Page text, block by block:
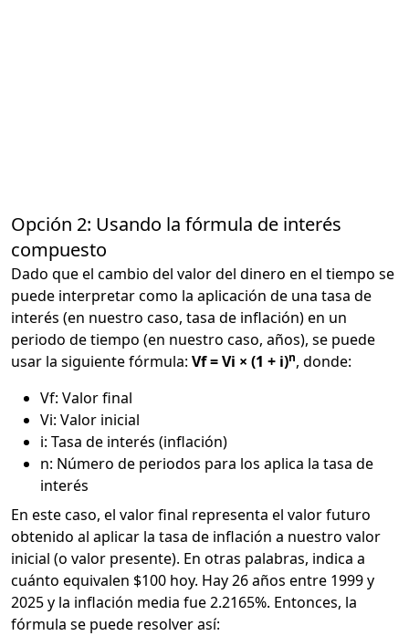
Opción 2: Usando la fórmula de interés
compuesto
Dado que el cambio del valor del dinero en el tiempo se
puede interpretar como la aplicación de una tasa de
interés (en nuestro caso, tasa de inflación) en un
periodo de tiempo (en nuestro caso, años), se puede
usar la siguiente fórmula: Vf = Vi × (1 + i)n, donde:
Vf: Valor final
Vi: Valor inicial
i: Tasa de interés (inflación)
n: Número de periodos para los aplica la tasa de
interés
En este caso, el valor final representa el valor futuro
obtenido al aplicar la tasa de inflación a nuestro valor
inicial (o valor presente). En otras palabras, indica a
cuánto equivalen $100 hoy. Hay 26 años entre 1999 y
2025 y la inflación media fue 2.2165%. Entonces, la
fórmula se puede resolver así: